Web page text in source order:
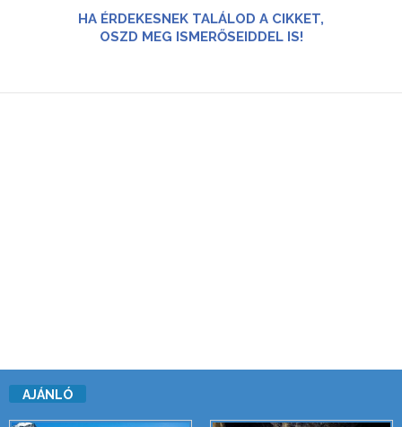
HA ÉRDEKESNEK TALÁLOD A CIKKET,
OSZD MEG ISMERŐSEIDDEL IS!
AJÁNLÓ